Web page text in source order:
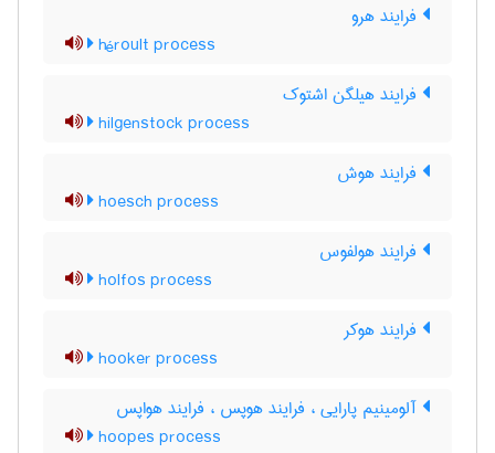
فرایند هرو
héroult process
فرایند هیلگن اشتوک
hilgenstock process
فرایند هوش
hoesch process
فرایند هولفوس
holfos process
فرایند هوکر
hooker process
آلومینیم پارایی ، فرایند هوپس ، فرایند هواپس
hoopes process